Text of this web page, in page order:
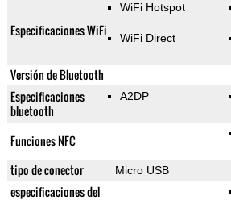
Especificaciones WiFi
WiFi Hotspot
WiFi Direct
Versión de Bluetooth
Especificaciones
bluetooth
A2DP
Funciones NFC
tipo de conector Micro USB
especificaciones del